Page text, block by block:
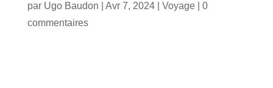
par Ugo Baudon Avr 7, 2024| Voyage| 0
commentaires